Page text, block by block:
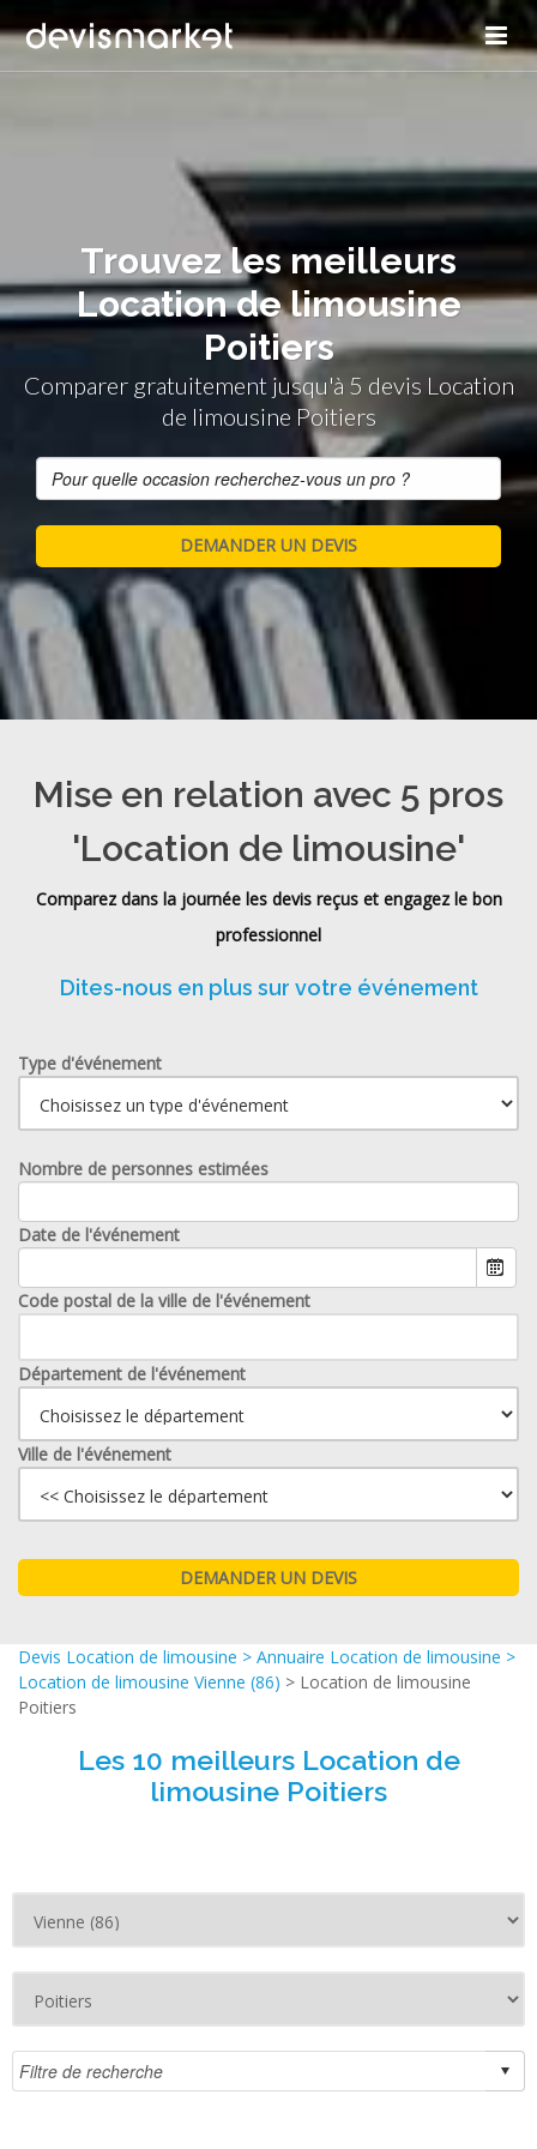
Trouvez les meilleurs
Location de limousine
Poitiers
Comparer gratuitement jusqu'à 5 devis Location
de limousine Poitiers
Mise en relation avec 5 pros
'Location de limousine'
Comparez dans la journée les devis reçus et engagez le bon
professionnel
Dites-nous en plus sur votre événement
Type d'événement
Nombre de personnes estimées
Date de l'événement
Code postal de la ville de l'événement
Département de l'événement
Ville de l'événement
Devis Location de limousine > Annuaire Location de limousine >
Location de limousine Vienne (86) > Location de limousine
Poitiers
Les 10 meilleurs Location de
limousine Poitiers